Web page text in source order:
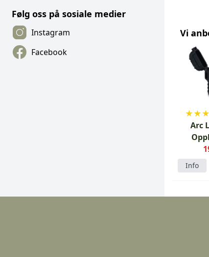
Følg oss på sosiale medier
Instagram
Facebook
Vi
★★★
Arc
Info